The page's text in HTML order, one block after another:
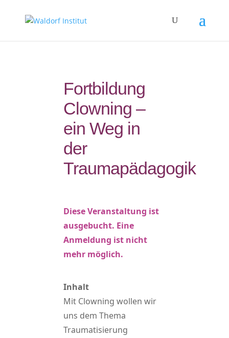
Fortbildung
Clowning –
ein Weg in
der
Traumapädagogik
Diese Veranstaltung ist
ausgebucht. Eine
Anmeldung ist nicht
mehr möglich.
Inhalt
Mit Clowning wollen wir
uns dem Thema
Traumatisierung